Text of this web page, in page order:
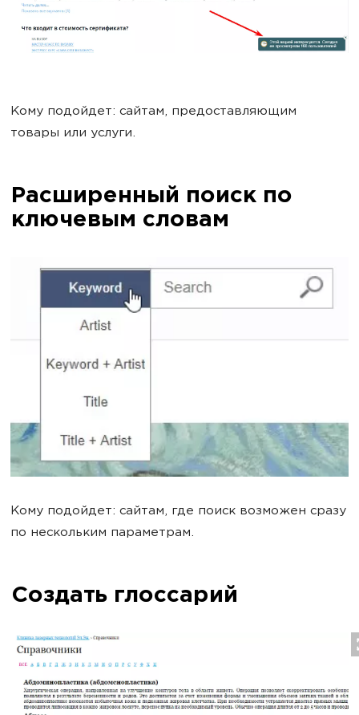
Кому подойдет: сайтам, предоставляющим
товары или услуги.
Расширенный поиск по
ключевым словам
Кому подойдет: сайтам, где поиск возможен сразу
по нескольким параметрам.
Создать глоссарий